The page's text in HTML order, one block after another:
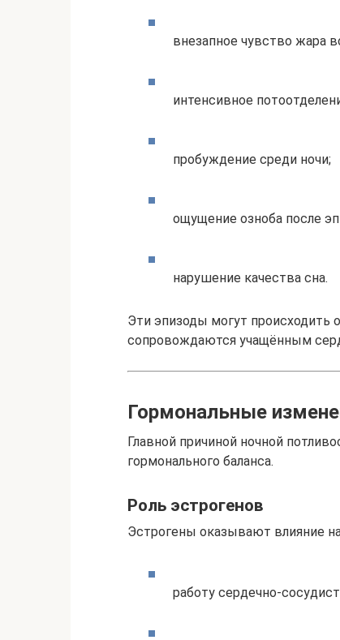
внезапное чувство жара
интенсивное
пробуждение среди ночи;
ощущение озноба после
нарушение качества сна.
Эти эпизоды могут происходить
сопровождаются учащённым
Гормональные
Главной причиной ночной
гормонального баланса.
Роль эстрогенов
Эстрогены оказывают влияние
работу сердечно-